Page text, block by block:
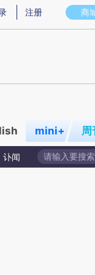
图存在偏差。不代表财
商
注册
mini+ 周
讣闻